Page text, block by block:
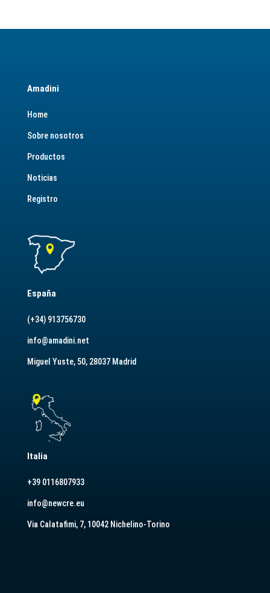
Amadini
Home
Sobre nosotros
Productos
Noticias
Registro
España
(+34) 913756730
info@amadini.net
Miguel Yuste, 50, 28037 Madrid
Italia
+39 0116807933
info@newcre.eu
Via Calatafimi, 7, 10042 Nichelino-Torino